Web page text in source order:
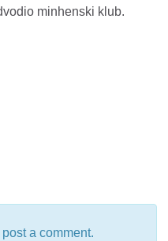
minhenski klub.
post a comment.